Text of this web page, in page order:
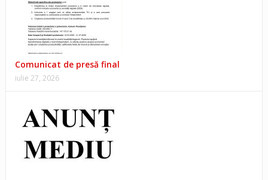
Comunicat de presă final
iulie 27, 2026